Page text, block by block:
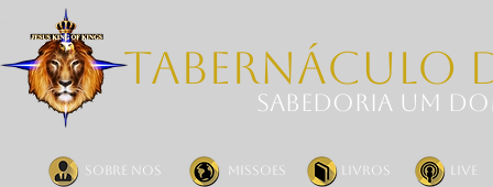
TABERNÁCULO
SABEDORIA UM
Sobre nos missoes livros live